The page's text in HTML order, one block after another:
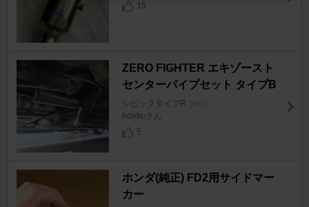
15
ZERO FIGHTER エキゾースト
センターパイプセット タイプB
シビックタイプR [FD2]
hdekuさん
5
ホンダ(純正) FD2用サイドマー
カー